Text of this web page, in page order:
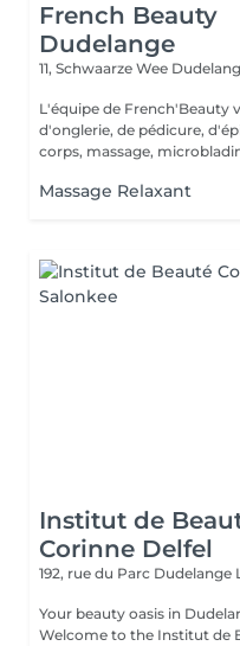
French Beauty
Dudelange
11, Schwaarze Wee
L'équipe de French'Beauty
d'onglerie, de pédicure,
corps, massage,
Massage Relaxant
Institut de
Corinne Delfel
192, rue du Parc Dudelange
Your beauty oasis in
Welcome to the Institut de